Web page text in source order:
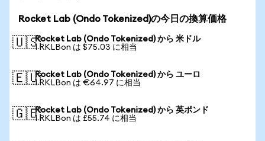
Rocket Lab (Ondo Tokenized)の今日の換算価格
🇺🇸Rocket Lab (Ondo Tokenized) から 米ドル
1 RKLBon は $75.03 に相当
🇪🇺Rocket Lab (Ondo Tokenized) から ユーロ
1 RKLBon は €64.97 に相当
🇬🇧Rocket Lab (Ondo Tokenized) から 英ポンド
1 RKLBon は £55.74 に相当